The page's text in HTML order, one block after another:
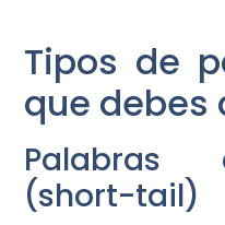
Tipos de
que debes
Palabras
(short-tail)